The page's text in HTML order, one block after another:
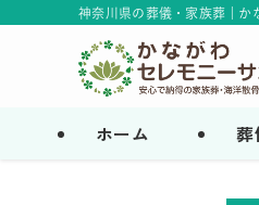
神奈川県の葬儀・家族葬 | か
ホーム 葬